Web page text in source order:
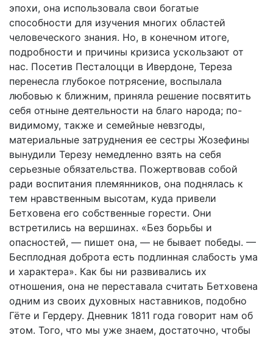
эпохи, она использовала свои богатые
способности для изучения многих областей
человеческого знания. Но, в конечном итоге,
подробности и причины кризиса ускользают от
нас. Посетив Песталоцци в Ивердоне, Тереза
перенесла глубокое потрясение, воспылала
любовью к ближним, приняла решение посвятить
себя отныне деятельности на благо народа; по-
видимому, также и семейные невзгоды,
материальные затруднения ее сестры Жозефины
вынудили Терезу немедленно взять на себя
серьезные обязательства. Пожертвовав собой
ради воспитания племянников, она поднялась к
тем нравственным высотам, куда привели
Бетховена его собственные горести. Они
встретились на вершинах. «Без борьбы и
опасностей, — пишет она, — не бывает победы. —
Бесплодная доброта есть подлинная слабость ума
и характера». Как бы ни развивались их
отношения, она не переставала считать Бетховена
одним из своих духовных наставников, подобно
Гёте и Гердеру. Дневник 1811 года говорит нам об
этом. Того, что мы уже знаем, достаточно, чтобы